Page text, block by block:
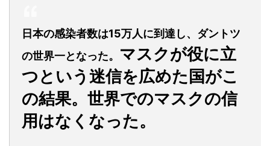
日本の感染者数は15万人に到達し、ダントツ
の世界一となった。 マスクが役に立
つという迷信を広めた国がこ
の結果。世界でのマスクの信
用はなくなった。